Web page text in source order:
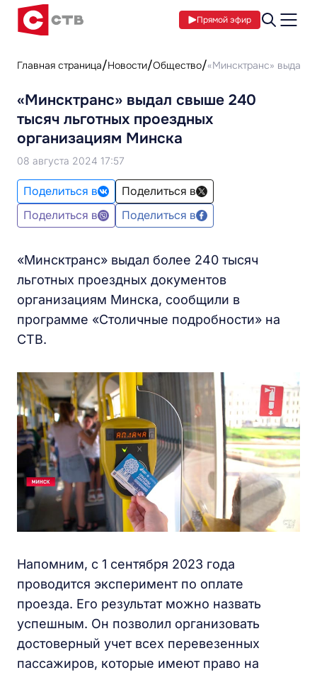
Прямой эфир
Главная страница Новости Общество «Минсктранс» выдал
«Минсктранс» выдал свыше 240
тысяч льготных проездных
организациям Минска
08 августа 2024 17:57
Поделиться в
Поделиться в
Поделиться в
Поделиться в
«Минсктранс» выдал более 240 тысяч
льготных проездных документов
организациям Минска, сообщили в
программе «Столичные подробности» на
СТВ.
Напомним, с 1 сентября 2023 года
проводится эксперимент по оплате
проезда. Его результат можно назвать
успешным. Он позволил организовать
достоверный учет всех перевезенных
пассажиров, которые имеют право на